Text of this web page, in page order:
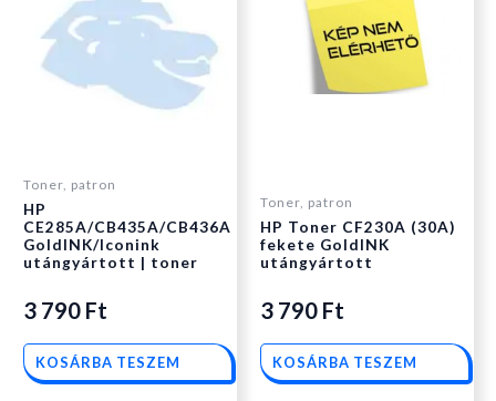
Toner, patron
HP
CE285A/CB435A/CB436A
GoldINK/Iconink
utángyártott | toner
3 790 Ft
KOSÁRBA TESZEM
Toner, patron
HP Toner CF230A (30A)
fekete GoldINK
utángyártott
3 790 Ft
KOSÁRBA TESZEM